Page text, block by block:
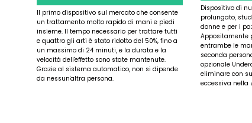
Il primo dispositivo sul mercato che consente
un trattamento molto rapido di mani e piedi
insieme. Il tempo necessario per trattare tutti
e quattro gli arti è stato ridotto del 50%, fino a
un massimo di 24 minuti, e la durata e la
velocità dell'effetto sono state mantenute.
Grazie al sistema automatico, non si dipende
da nessun'altra persona.
Dispositivo di
prolungato,
donne e per i
Appositamente
entrambe le
seconda
opzionale
eliminare con
eccessiva nella